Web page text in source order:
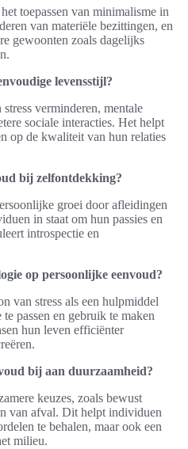
toepassen van minimalisme in
van materiële bezittingen, en
gewoonten zoals dagelijks
levensstijl?
verminderen, mentale
sociale interacties. Het helpt
op de kwaliteit van hun relaties
bij zelfontdekking?
groei door afleidingen
in staat om hun passies en
introspectie en
op persoonlijke eenvoud?
van stress als een hulpmiddel
passen en gebruik te maken
hun leven efficiënter
bij aan duurzaamheid?
keuzes, zoals bewust
van afval. Dit helpt individuen
te behalen, maar ook een
milieu.